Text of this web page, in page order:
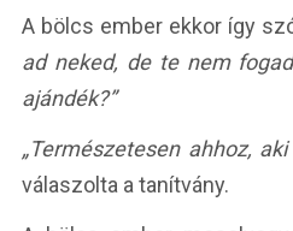
A bölcs ember ekkor így
ad neked, de te nem
ajándék?”
„Természetesen ahhoz,
válaszolta a tanítvány.